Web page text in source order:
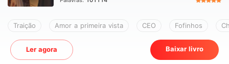
Traição Amor a primeira vista CEO Fofinhos
Ler agora Baixar livro